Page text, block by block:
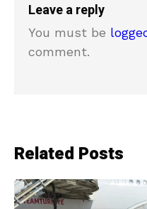
Leave a reply
You must be
comment.
Related Posts